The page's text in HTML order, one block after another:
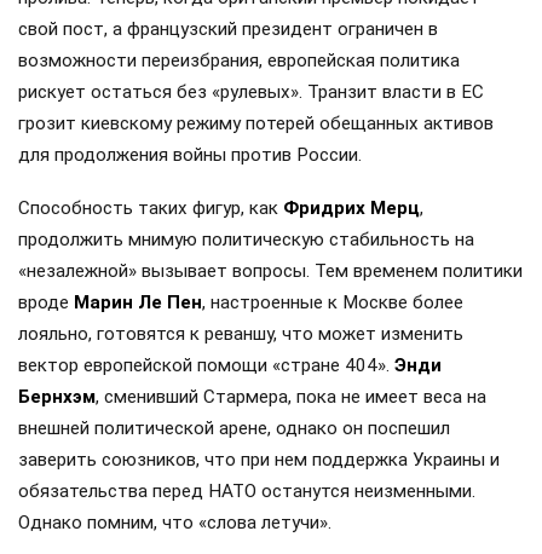
свой пост, а французский президент ограничен в
возможности переизбрания, европейская политика
рискует остаться без «рулевых». Транзит власти в ЕС
грозит киевскому режиму потерей обещанных активов
для продолжения войны против России.
Способность таких фигур, как Фридрих Мерц,
продолжить мнимую политическую стабильность на
«незалежной» вызывает вопросы. Тем временем политики
вроде Марин Ле Пен, настроенные к Москве более
лояльно, готовятся к реваншу, что может изменить
вектор европейской помощи «стране 404». Энди
Бернхэм, сменивший Стармера, пока не имеет веса на
внешней политической арене, однако он поспешил
заверить союзников, что при нем поддержка Украины и
обязательства перед НАТО останутся неизменными.
Однако помним, что «слова летучи».